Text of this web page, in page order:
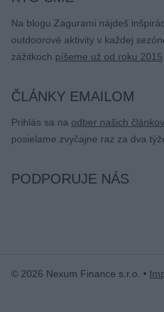
Na blogu Zagurami nájdeš
outdoorové aktivity v každej
zážitkoch píšeme už od roku 2015
ČLÁNKY EMAILOM
Prihlás sa na odber našich
posielame zvyčajne raz za dva
PODPORUJE NÁS
© 2026 Nexum Finance s.r.o. •